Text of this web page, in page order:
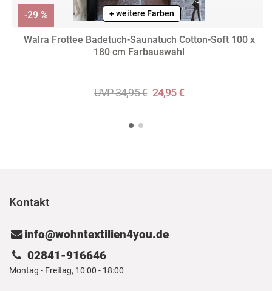
+ weitere Farben
Walra Frottee Badetuch-Saunatuch Cotton-Soft 100 x
180 cm Farbauswahl
UVP 34,95 € 24,95 €
-29 %
Kontakt
info@wohntextilien4you.de
02841-916646
Montag - Freitag, 10:00 - 18:00